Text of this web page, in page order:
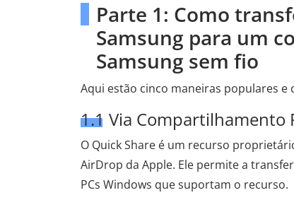
Parte 1: Como
Samsung para um
Samsung sem fio
Aqui estão cinco maneiras populares
1.1 Via Compartilhamento
O Quick Share é um recurso
AirDrop da Apple. Ele permite a
PCs Windows que suportam o recurso.